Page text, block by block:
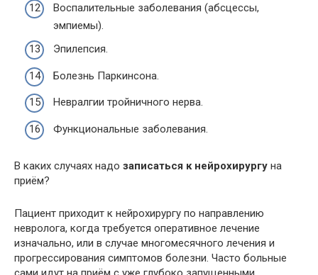
Воспалительные заболевания (абсцессы,
эмпиемы).
Эпилепсия.
Болезнь Паркинсона.
Невралгии тройничного нерва.
Функциональные заболевания.
В каких случаях надо записаться к нейрохирургу на
приём?
Пациент приходит к нейрохирургу по направлению
невролога, когда требуется оперативное лечение
изначально, или в случае многомесячного лечения и
прогрессирования симптомов болезни. Часто больные